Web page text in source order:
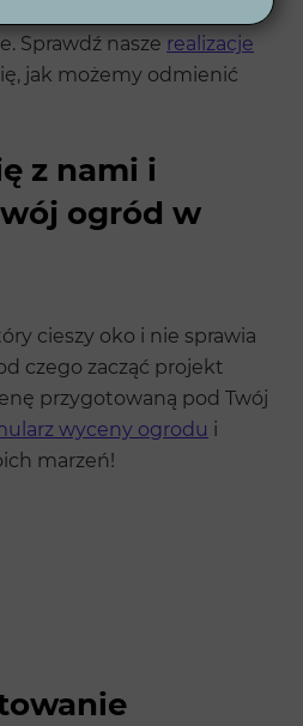
spełniają wszelkie
Sprawdź nasze realizacje
jak możemy odmienić
z nami i
ogród w
cieszy oko i nie sprawia
czego zacząć projekt
przygotowaną pod Twój
wyceny ogrodu i
marzeń!